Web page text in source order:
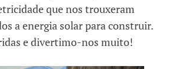
que nos trouxeram
a energia solar para construir.
e divertimo-nos muito!